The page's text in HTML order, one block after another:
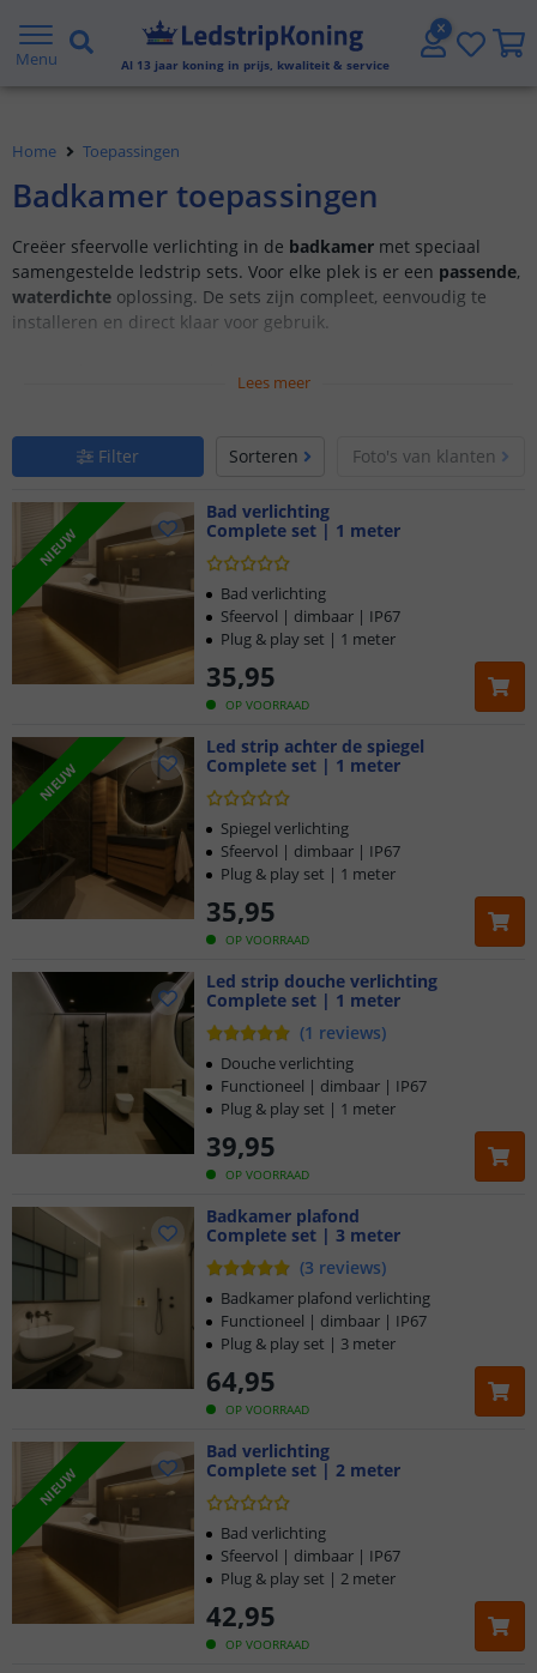
Menu Al 13 jaar koning in prijs, kwaliteit & service
Gratis verzending vanaf € 20,- NL en BE
Voor 23:45 uur besteld,
Home Toepassingen
Badkamer toepassingen
Creëer sfeervolle verlichting in de badkamer met speciaal
samengestelde ledstrip sets. Voor elke plek is er een passende,
waterdichte oplossing. De sets zijn compleet, eenvoudig te
installeren en direct klaar voor gebruik.
Alles wat u nodig heeft in één set
Lees meer
Filter Sorteren Foto's van klanten
NIEUW
Bad verlichting
Complete set | 1 meter
OP VOORRAAD
35,95
Bad verlichting
Sfeervol | dimbaar | IP67
Plug & play set | 1 meter
NIEUW
Led strip achter de spiegel
Complete set | 1 meter
OP VOORRAAD
35,95
Spiegel verlichting
Sfeervol | dimbaar | IP67
Plug & play set | 1 meter
Led strip douche verlichting
Complete set | 1 meter
(1 reviews)
OP VOORRAAD
39,95
Douche verlichting
Functioneel | dimbaar | IP67
Plug & play set | 1 meter
Badkamer plafond
Complete set | 3 meter
(3 reviews)
OP VOORRAAD
64,95
Badkamer plafond verlichting
Functioneel | dimbaar | IP67
Plug & play set | 3 meter
NIEUW
Bad verlichting
Complete set | 2 meter
OP VOORRAAD
42,95
Bad verlichting
Sfeervol | dimbaar | IP67
Plug & play set | 2 meter